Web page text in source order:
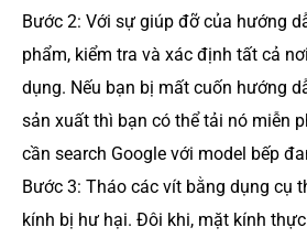
Bước 2: Với sự giúp đỡ của hướng
phẩm, kiểm tra và xác định tất cả
dụng. Nếu bạn bị mất cuốn hướng
sản xuất thì bạn có thể tải nó miễn
cần search Google với model bếp
Bước 3: Tháo các vít bằng dụng cụ
kính bị hư hại. Đôi khi, mặt kính